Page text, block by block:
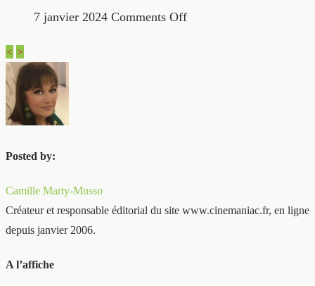
7 janvier 2024 Comments Off
< >
Posted by:
Camille Marty-Musso
Créateur et responsable éditorial du site www.cinemaniac.fr, en ligne
depuis janvier 2006.
A l’affiche